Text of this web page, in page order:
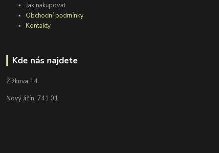
Jak nakupovat
Obchodní podmínky
Kontakty
Kde nás najdete
Žižkova 14
Nový Jičín, 741 01